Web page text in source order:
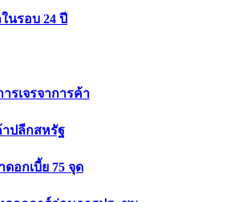
นรอบ 24 ปี
ารเจรจาการค้า
าปลีกสหรัฐ
อกเบี้ย 75 จุด